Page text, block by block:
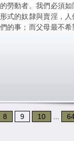
勞動者。我們必須
式的奴隸與賣淫，
的事；而父母最不
8 9 10 ...